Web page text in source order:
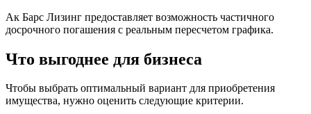
Ак Барс Лизинг предоставляет возможность частичного
досрочного погашения с реальным пересчетом графика.
Что выгоднее для бизнеса
Чтобы выбрать оптимальный вариант для приобретения
имущества, нужно оценить следующие критерии.